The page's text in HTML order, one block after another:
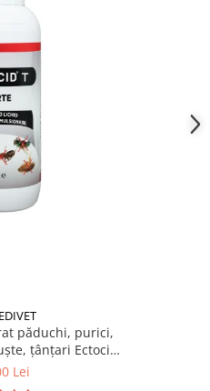
păduchi, purici,
țânțari Ectocid
1 L
Lei